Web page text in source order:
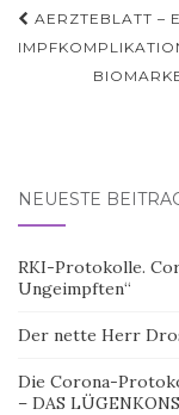
AERZTEBLATT –
NEUESTE
RKI-Protokolle.
Ungeimpften“
Der nette Herr
Die Corona-
– DAS